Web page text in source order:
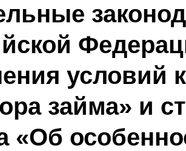
условий
займа» и
«Об